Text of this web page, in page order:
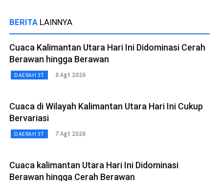
BERITA LAINNYA
Cuaca Kalimantan Utara Hari Ini Didominasi Cerah
Berawan hingga Berawan
DAERAH 3T 8 Agt 2026
Cuaca di Wilayah Kalimantan Utara Hari Ini Cukup
Bervariasi
DAERAH 3T 7 Agt 2026
Cuaca kalimantan Utara Hari Ini Didominasi
Berawan hingga Cerah Berawan